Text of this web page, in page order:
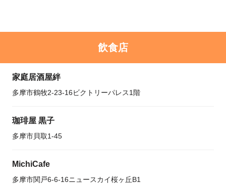
飲食店
家庭居酒屋絆
多摩市鶴牧2-23-16ビクトリーパレス1階
珈琲屋 黒子
多摩市貝取1-45
MichiCafe
多摩市関戸6-6-16ニュースカイ桜ヶ丘B1